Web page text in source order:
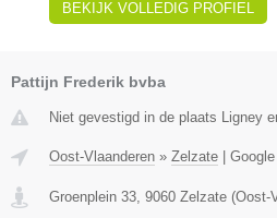
BEKIJK VOLLEDIG PROFIEL
Pattijn Frederik bvba
Niet gevestigd in de plaats Ligney
Oost-Vlaanderen » Zelzate
Groenplein 33, 9060 Zelzate (Oost-